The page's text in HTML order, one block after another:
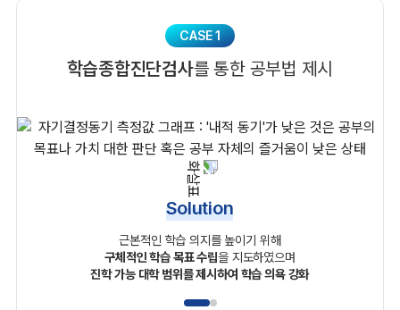
CASE 1
학습종합진단검사를 통한 공부법 제시
Solution
근본적인 학습 의지를 높이기 위해
구체적인 학습 목표 수립을 지도하였으며
진학 가능 대학 범위를 제시하여 학습 의욕 강화